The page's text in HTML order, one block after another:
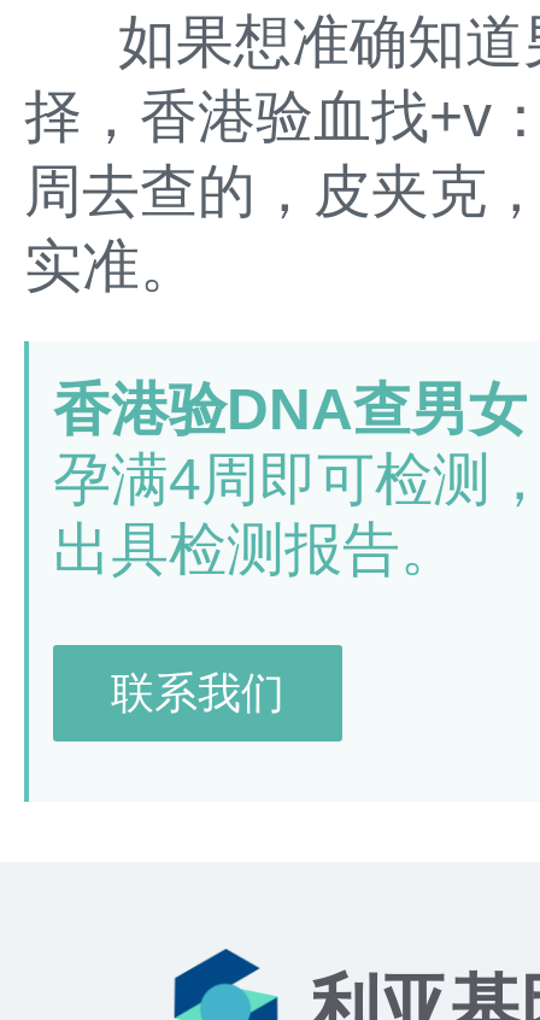
如果想准确知道
择，香港验血找+v
周去查的，皮夹克
实准。
香港验DNA查男
孕满4周即可检测
出具检测报告。
联系我们